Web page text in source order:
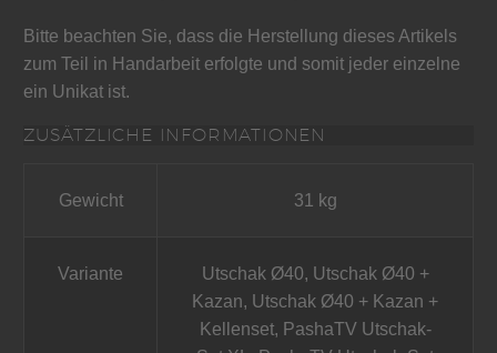
Bitte beachten Sie, dass die Herstellung dieses Artikels
zum Teil in Handarbeit erfolgte und somit jeder einzelne
ein Unikat ist.
ZUSÄTZLICHE INFORMATIONEN
Gewicht 31 kg
Variante
Utschak Ø40, Utschak Ø40 +
Kazan, Utschak Ø40 + Kazan +
Kellenset, PashaTV Utschak-